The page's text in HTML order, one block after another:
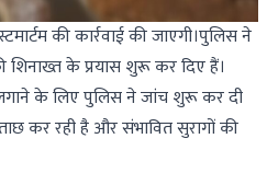
की कार्रवाई की जाएगी।पुलिस ने
के प्रयास शुरू कर दिए हैं।
के लिए पुलिस ने जांच शुरू कर दी
कर रही है और संभावित सुरागों की